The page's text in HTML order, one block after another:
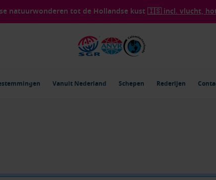
natuurwonderen tot de Hollandse kust 🇮🇸 incl. vlucht,
Vanuit Nederland Schepen Rederijen